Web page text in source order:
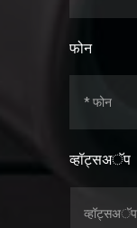
फोन
व्हॉट्सअॅप